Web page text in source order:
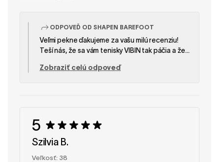
ODPOVEĎ OD SHAPEN BAREFOOT
Veľmi pekne ďakujeme za vašu milú recenziu!
Teší nás, že sa vám tenisky VIBIN tak páčia a že
spočiatku môže zdať trochu tuhšie, ale pri
vo vašich nových teniskách. Tím SHAPEN
Zobraziť celú odpoveď
5
Szilvia B.
Veľkosť: 38